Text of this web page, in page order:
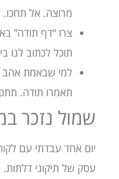
מרוצה. אל תחכו.
צרו “דף תודה”
תוכל לכתוב לנו
למי שבאמת אהב
תאמרו תודה.
שמול נזכר
יום אחד עבדתי עם
עסק של תיקוני דלתות.